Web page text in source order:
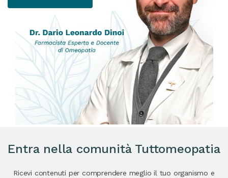
Entra nella comunità Tuttomeopatia
Ricevi contenuti per comprendere meglio il tuo organismo e